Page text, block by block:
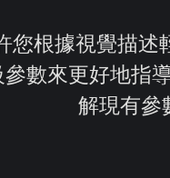
根據視覺描述
數來更好地指
解現有參